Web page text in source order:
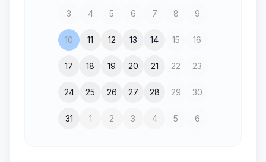
3 4 5 6 7 8 9
10 11 12 13 14 15 16
17 18 19 20 21 22 23
24 25 26 27 28 29 30
31 1 2 3 4 5 6